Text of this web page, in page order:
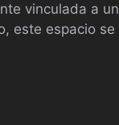
vinculada a un
este espacio se